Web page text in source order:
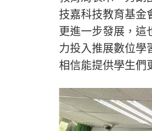
技嘉科技教育基金
更進一步發展，這
力投入推展數位學
相信能提供學生們